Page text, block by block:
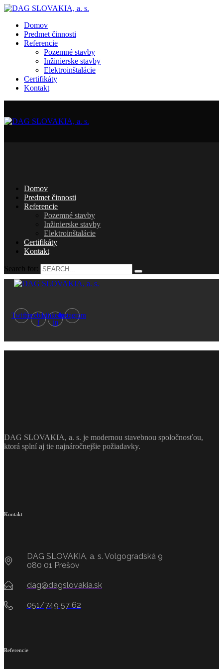
Domov
Predmet činnosti
Referencie
Pozemné stavby
Inžinierske stavby
Elektroinštalácie
Certifikáty
Kontakt
Domov
Predmet činnosti
Referencie
Pozemné stavby
Inžinierske stavby
Elektroinštalácie
Certifikáty
Kontakt
Search for:
TwitterFacebook-
f
Linkedin-
in
Instagram
DAG SLOVAKIA, a. s. je modernou stavebnou spoločnosťou,
ktorá splní aj tie najnáročnejšie požiadavky.
Kontakt
DAG SLOVAKIA, a. s. Volgogradská 9
080 01 Prešov
dag@dagslovakia.sk
051/749 57 62
Referencie